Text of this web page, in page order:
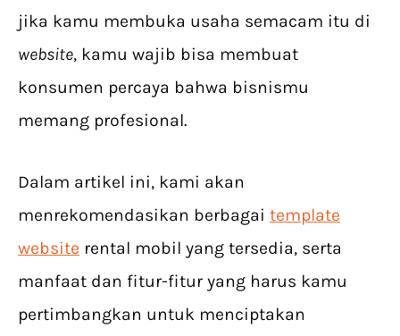
jika kamu membuka usaha semacam itu di
website, kamu wajib bisa membuat
konsumen percaya bahwa bisnismu
memang profesional.
Dalam artikel ini, kami akan
menrekomendasikan berbagai template
website rental mobil yang tersedia, serta
manfaat dan fitur-fitur yang harus kamu
pertimbangkan untuk menciptakan